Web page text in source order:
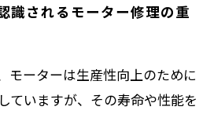
識されるモーター修理の重
モーターは生産性向上のために
ていますが、その寿命や性能を